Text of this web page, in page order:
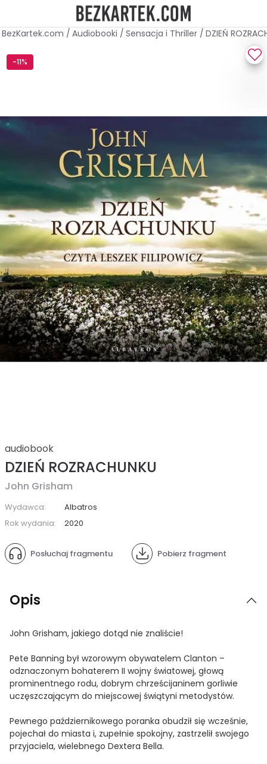
BezKartek.com / Audiobooki / Sensacja i Thriller / DZIEŃ
-11%
audiobook
DZIEŃ ROZRACHUNKU
John Grisham
Wydawca:
Albatros
Rok wydania:
2020
Posłuchaj fragmentu Pobierz fragment
Opis
John Grisham, jakiego dotąd nie znaliście!
Pete Banning był wzorowym obywatelem Clanton –
odznaczonym bohaterem II wojny światowej, głową
prominentnego rodu, dobrym chrześcijaninem gorliwie
uczęszczającym do miejscowej świątyni metodystów.
Pewnego październikowego poranka obudził się wcześnie,
pojechał do miasta i, zupełnie spokojny, zastrzelił swojego
przyjaciela, wielebnego Dextera Bella.